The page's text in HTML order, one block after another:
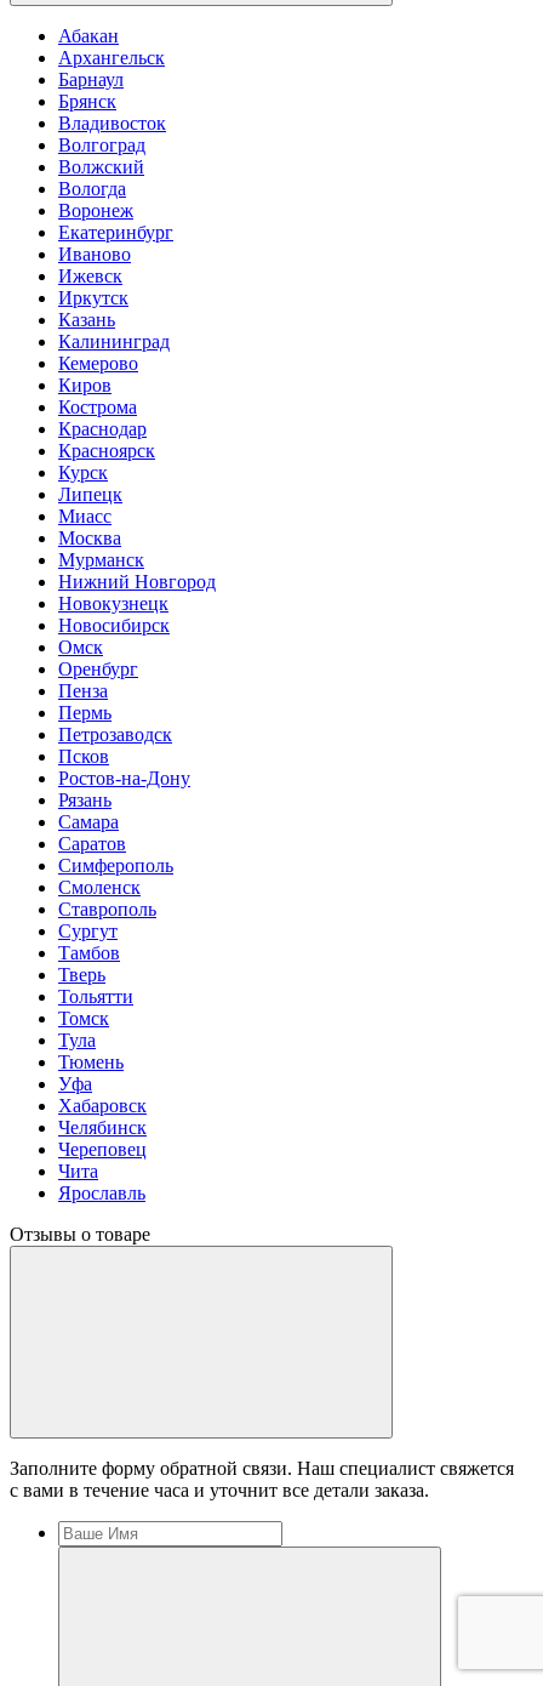
Абакан
Архангельск
Барнаул
Брянск
Владивосток
Волгоград
Волжский
Вологда
Воронеж
Екатеринбург
Иваново
Ижевск
Иркутск
Казань
Калининград
Кемерово
Киров
Кострома
Краснодар
Красноярск
Курск
Липецк
Миасс
Москва
Мурманск
Нижний Новгород
Новокузнецк
Новосибирск
Омск
Оренбург
Пенза
Пермь
Петрозаводск
Псков
Ростов-на-Дону
Рязань
Самара
Саратов
Симферополь
Смоленск
Ставрополь
Сургут
Тамбов
Тверь
Тольятти
Томск
Тула
Тюмень
Уфа
Хабаровск
Челябинск
Череповец
Чита
Ярославль
Отзывы о товаре
Заполните форму обратной связи. Наш специалист свяжется
с вами в течение часа и уточнит все детали заказа.